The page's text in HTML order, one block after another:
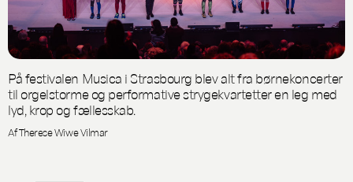
På festivalen Musica i Strasbourg blev alt fra børnekoncerter
til orgelstorme og performative strygekvartetter en leg med
lyd, krop og fællesskab.
Af Therese Wiwe Vilmar